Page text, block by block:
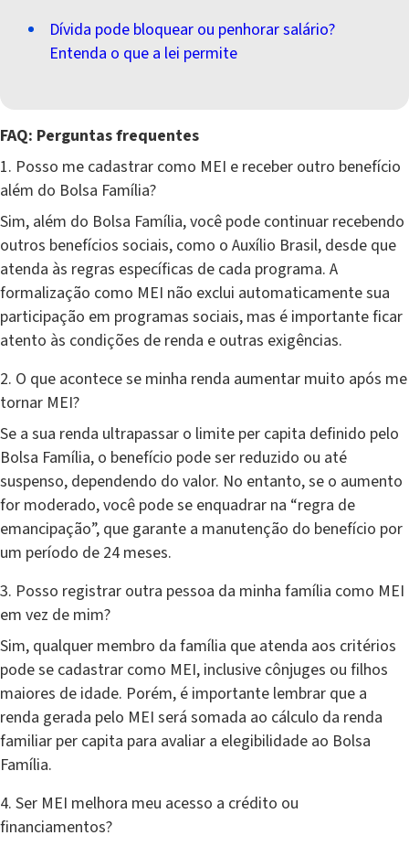
Dívida pode bloquear ou penhorar salário?
Entenda o que a lei permite
FAQ: Perguntas frequentes
1. Posso me cadastrar como MEI e receber outro benefício
além do Bolsa Família?
Sim, além do Bolsa Família, você pode continuar recebendo
outros benefícios sociais, como o Auxílio Brasil, desde que
atenda às regras específicas de cada programa. A
formalização como MEI não exclui automaticamente sua
participação em programas sociais, mas é importante ficar
atento às condições de renda e outras exigências.
2. O que acontece se minha renda aumentar muito após me
tornar MEI?
Se a sua renda ultrapassar o limite per capita definido pelo
Bolsa Família, o benefício pode ser reduzido ou até
suspenso, dependendo do valor. No entanto, se o aumento
for moderado, você pode se enquadrar na “regra de
emancipação”, que garante a manutenção do benefício por
um período de 24 meses.
3. Posso registrar outra pessoa da minha família como MEI
em vez de mim?
Sim, qualquer membro da família que atenda aos critérios
pode se cadastrar como MEI, inclusive cônjuges ou filhos
maiores de idade. Porém, é importante lembrar que a
renda gerada pelo MEI será somada ao cálculo da renda
familiar per capita para avaliar a elegibilidade ao Bolsa
Família.
4. Ser MEI melhora meu acesso a crédito ou
financiamentos?